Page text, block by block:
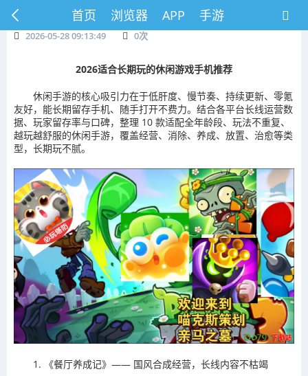
首页 浏览器 APP 手游
2026-05-28 09:13:49 0次
2026适合长期玩的休闲游戏手机推荐
休闲手游的核心吸引力在于低肝度、慢节奏、持续更新、零氪
友好，能长期留存手机、随手打开不费力。结合各平台长线运营数
据、玩家留存率与口碑，整理 10 款适配全年龄段、玩法不重复、
越玩越舒服的休闲手游，覆盖经营、消除、养成、放置、治愈等类
型，长期玩不腻。
1. 《餐厅养成记》—— 国风合成经营，长线内容不枯竭